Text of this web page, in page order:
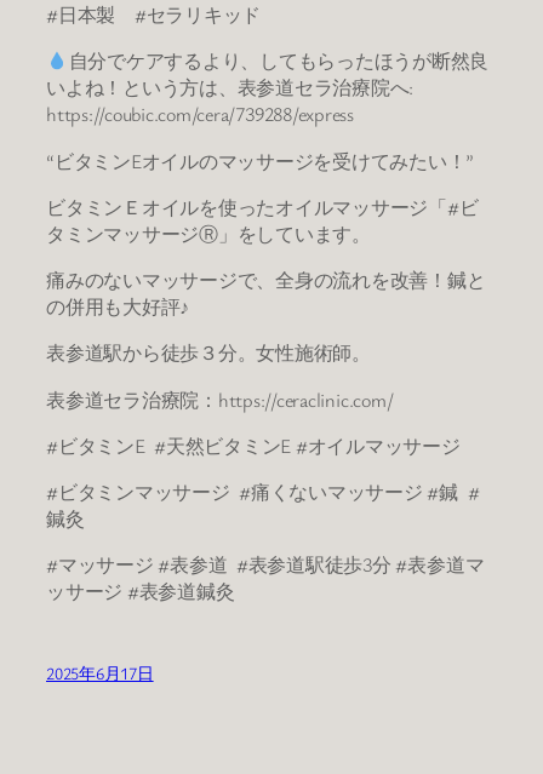
#日本製 #セラリキッド
自分でケアするより、してもらったほうが断然良
いよね！という方は、表参道セラ治療院へ:
https://coubic.com/cera/739288/express
“ビタミンEオイルのマッサージを受けてみたい！”
ビタミンＥオイルを使ったオイルマッサージ「#ビ
タミンマッサージⓇ」をしています。
痛みのないマッサージで、全身の流れを改善！鍼と
の併用も大好評♪
表参道駅から徒歩３分。女性施術師。
表参道セラ治療院：https://ceraclinic.com/
#ビタミンE #天然ビタミンE #オイルマッサージ
#ビタミンマッサージ #痛くないマッサージ #鍼 #
鍼灸
#マッサージ #表参道 #表参道駅徒歩3分 #表参道マ
ッサージ #表参道鍼灸
2025年6月17日